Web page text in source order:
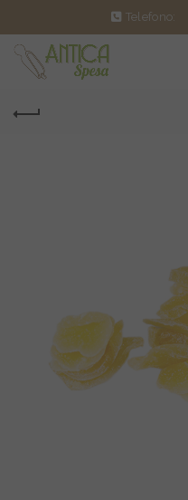
Telefono: